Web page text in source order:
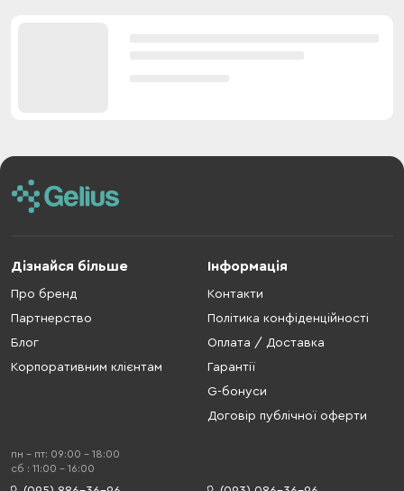
Дізнайся більше
Про бренд
Партнерство
Блог
Корпоративним клієнтам
Інформація
Контакти
Політика конфіденційності
Оплата / Доставка
Гарантії
G-бонуси
Договір публічної оферти
пн - пт: 09:00 - 18:00
cб : 11:00 - 16:00